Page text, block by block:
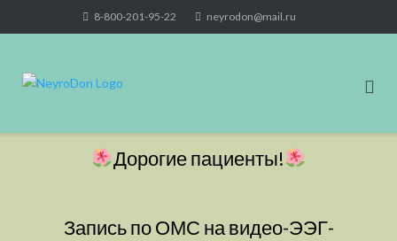
to
8-800-201-95-22 neyrodon@mail.ru
Дорогие пациенты!
Запись по ОМС на видео-ЭЭГ-